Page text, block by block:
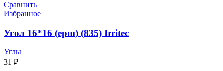
Сравнить
Избранное
Угол 16*16 (ерш) (835) Irritec
Углы
31 ₽